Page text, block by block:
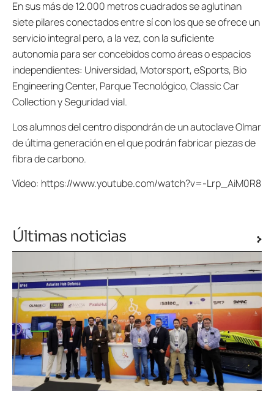
En sus más de 12.000 metros cuadrados se aglutinan
siete pilares conectados entre sí con los que se ofrece un
servicio integral pero, a la vez, con la suficiente
autonomía para ser concebidos como áreas o espacios
independientes: Universidad, Motorsport, eSports, Bio
Engineering Center, Parque Tecnológico, Classic Car
Collection y Seguridad vial.
Los alumnos del centro dispondrán de un autoclave Olmar
de última generación en el que podrán fabricar piezas de
fibra de carbono.
Vídeo: https://www.youtube.com/watch?v=-Lrp_AiM0R8
Últimas noticias